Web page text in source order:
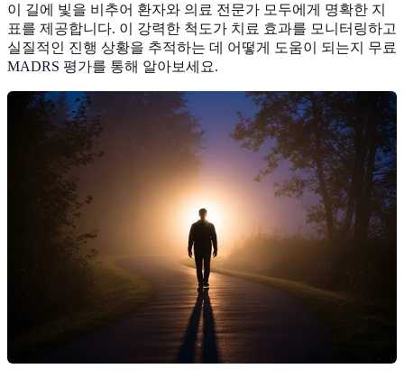
이 길에 빛을 비추어 환자와 의료 전문가 모두에게 명확한 지
표를 제공합니다. 이 강력한 척도가 치료 효과를 모니터링하고
실질적인 진행 상황을 추적하는 데 어떻게 도움이 되는지 무료
MADRS 평가를 통해 알아보세요.